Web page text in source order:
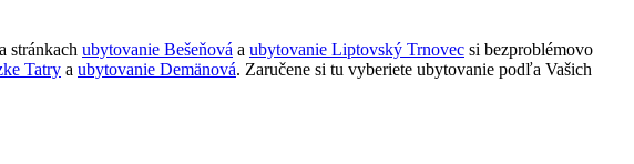
stránkach ubytovanie Bešeňová a ubytovanie Liptovský Trnovec si bezproblémovo
Tatry a ubytovanie Demänová. Zaručene si tu vyberiete ubytovanie podľa Vašich